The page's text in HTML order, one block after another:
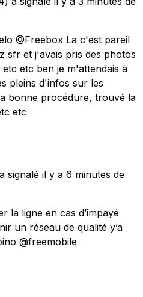
@Freebox La c'est pareil
sfr et j'avais pris des photos
etc ben je m'attendais à
pleins d'infos sur les
bonne procédure, trouvé la
etc
signalé il y a 6 minutes de
la ligne en cas d’impayé
un réseau de qualité y’a
@freemobile